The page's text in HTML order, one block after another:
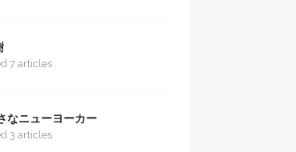
7 articles
なニューヨーカー
3 articles